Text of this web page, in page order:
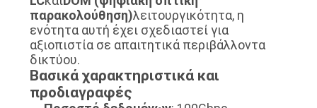
ΥΠΟΘΈΣΕΙΣ
ΖΗΤΉΣΤΕ
ΜΙΑ
παρακολούθηση)λειτουργικότητα, η
ενότητα αυτή έχει σχεδιαστεί για
αξιοπιστία σε απαιτητικά περιβάλλοντα
δικτύου.
Βασικά χαρακτηριστικά και
προδιαγραφές